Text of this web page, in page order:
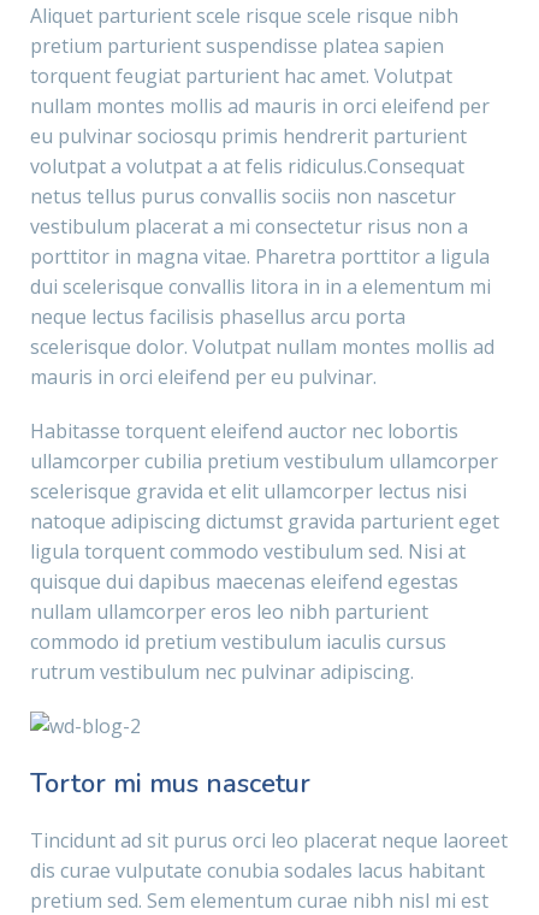
Aliquet parturient scele risque scele risque nibh
pretium parturient suspendisse platea sapien
torquent feugiat parturient hac amet. Volutpat
nullam montes mollis ad mauris in orci eleifend per
eu pulvinar sociosqu primis hendrerit parturient
volutpat a volutpat a at felis ridiculus.Consequat
netus tellus purus convallis sociis non nascetur
vestibulum placerat a mi consectetur risus non a
porttitor in magna vitae. Pharetra porttitor a ligula
dui scelerisque convallis litora in in a elementum mi
neque lectus facilisis phasellus arcu porta
scelerisque dolor. Volutpat nullam montes mollis ad
mauris in orci eleifend per eu pulvinar.
Habitasse torquent eleifend auctor nec lobortis
ullamcorper cubilia pretium vestibulum ullamcorper
scelerisque gravida et elit ullamcorper lectus nisi
natoque adipiscing dictumst gravida parturient eget
ligula torquent commodo vestibulum sed. Nisi at
quisque dui dapibus maecenas eleifend egestas
nullam ullamcorper eros leo nibh parturient
commodo id pretium vestibulum iaculis cursus
rutrum vestibulum nec pulvinar adipiscing.
Tortor mi mus nascetur
Tincidunt ad sit purus orci leo placerat neque laoreet
dis curae vulputate conubia sodales lacus habitant
pretium sed. Sem elementum curae nibh nisl mi est